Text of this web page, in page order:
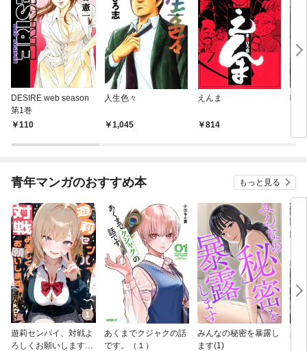
DESIRE web season
第1巻
110
人生色々
1,045
えんま
814
呪
青年マンガのおすすめ本 もっと見る
遊莉センパイ、対戦よ
ろしくお願いします。
あくまでクジャクの話
です。（１）
みんなの秘密を暴露し
ます(1)
異